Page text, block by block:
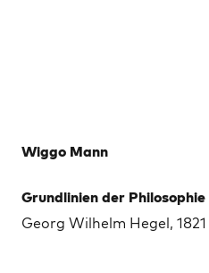
Wiggo Mann
Grundlinien der
Georg Wilhelm Hegel, 1821